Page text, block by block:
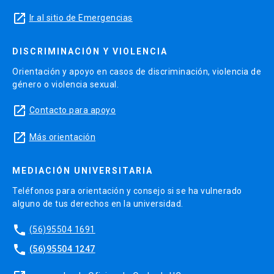
launch Ir al sitio de Emergencias
DISCRIMINACIÓN Y VIOLENCIA
Orientación y apoyo en casos de discriminación, violencia de
género o violencia sexual.
launch Contacto para apoyo
launch Más orientación
MEDIACIÓN UNIVERSITARIA
Teléfonos para orientación y consejo si se ha vulnerado
alguno de tus derechos en la universidad.
phone (56)95504 1691
phone (56)95504 1247